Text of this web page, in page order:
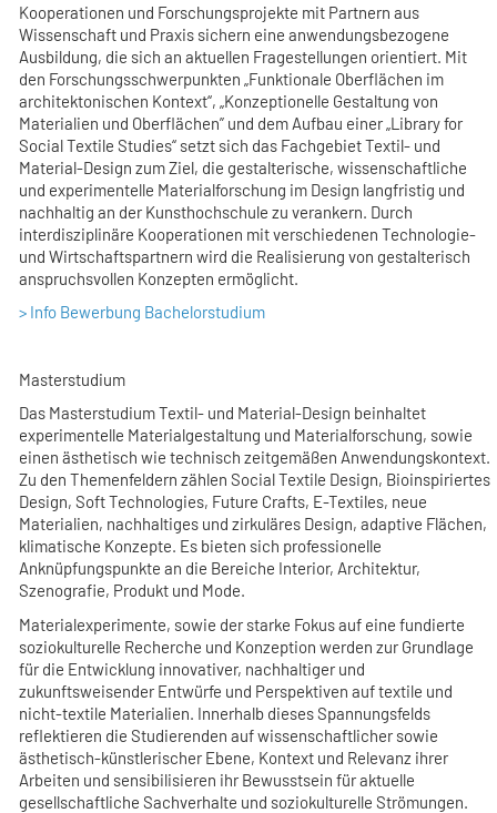
Kooperationen und Forschungsprojekte mit Partnern aus
Wissenschaft und Praxis sichern eine anwendungsbezogene
Ausbildung, die sich an aktuellen Fragestellungen orientiert. Mit
den Forschungsschwerpunkten „Funktionale Oberflächen im
architektonischen Kontext“, „Konzeptionelle Gestaltung von
Materialien und Oberflächen” und dem Aufbau einer „Library for
Social Textile Studies“ setzt sich das Fachgebiet Textil- und
Material-Design zum Ziel, die gestalterische, wissenschaftliche
und experimentelle Materialforschung im Design langfristig und
nachhaltig an der Kunsthochschule zu verankern. Durch
interdisziplinäre Kooperationen mit verschiedenen Technologie-
und Wirtschaftspartnern wird die Realisierung von gestalterisch
anspruchsvollen Konzepten ermöglicht.
> Info Bewerbung Bachelorstudium
Masterstudium
Das Masterstudium Textil- und Material-Design beinhaltet
experimentelle Materialgestaltung und Materialforschung, sowie
einen ästhetisch wie technisch zeitgemäßen Anwendungskontext.
Zu den Themenfeldern zählen Social Textile Design, Bioinspiriertes
Design, Soft Technologies, Future Crafts, E-Textiles, neue
Materialien, nachhaltiges und zirkuläres Design, adaptive Flächen,
klimatische Konzepte. Es bieten sich professionelle
Anknüpfungspunkte an die Bereiche Interior, Architektur,
Szenografie, Produkt und Mode.
Materialexperimente, sowie der starke Fokus auf eine fundierte
soziokulturelle Recherche und Konzeption werden zur Grundlage
für die Entwicklung innovativer, nachhaltiger und
zukunftsweisender Entwürfe und Perspektiven auf textile und
nicht-textile Materialien. Innerhalb dieses Spannungsfelds
reflektieren die Studierenden auf wissenschaftlicher sowie
ästhetisch-künstlerischer Ebene, Kontext und Relevanz ihrer
Arbeiten und sensibilisieren ihr Bewusstsein für aktuelle
gesellschaftliche Sachverhalte und soziokulturelle Strömungen.